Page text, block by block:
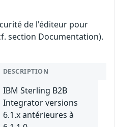
de l'éditeur pour
section Documentation).
DESCRIPTION
IBM Sterling B2B
Integrator versions
6.1.x antérieures à